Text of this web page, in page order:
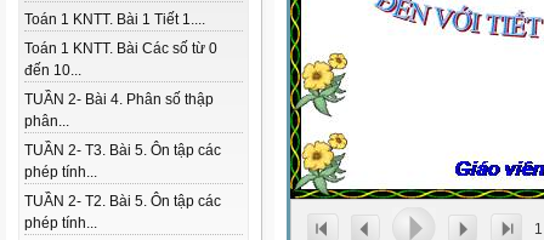
Toán 1 KNTT. Bài 1 Tiết 1....
Toán 1 KNTT. Bài Các số từ 0
đến 10...
TUẦN 2- Bài 4. Phân số thập
phân...
TUẦN 2- T3. Bài 5. Ôn tập các
phép tính...
TUẦN 2- T2. Bài 5. Ôn tập các
phép tính...
1